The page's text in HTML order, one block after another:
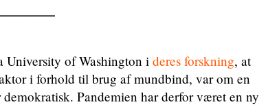
University of Washington i deres forskning, at
i forhold til brug af mundbind, var om en
Pandemien har derfor været en ny